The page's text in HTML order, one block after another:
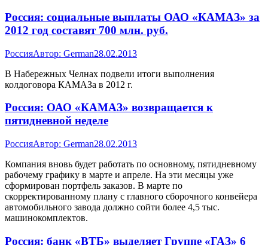
Россия: социальные выплаты ОАО «КАМАЗ» за
2012 год составят 700 млн. руб.
РоссияАвтор: German28.02.2013
В Набережных Челнах подвели итоги выполнения
колдоговора КАМАЗа в 2012 г.
Россия: ОАО «КАМАЗ» возвращается к
пятидневной неделе
РоссияАвтор: German28.02.2013
Компания вновь будет работать по основному, пятидневному
рабочему графику в марте и апреле. На эти месяцы уже
сформирован портфель заказов. В марте по
скорректированному плану с главного сборочного конвейера
автомобильного завода должно сойти более 4,5 тыс.
машинокомплектов.
Россия: банк «ВТБ» выделяет Группе «ГАЗ» 6